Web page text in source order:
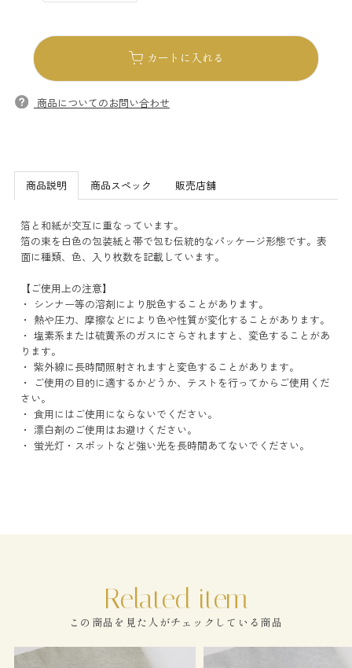
カートに入れる
商品についてのお問い合わせ
商品説明 商品スペック 販売店舗
箔と和紙が交互に重なっています。
箔の束を白色の包装紙と帯で包む伝統的なパッケージ形態です。表
面に種類、色、入り枚数を記載しています。
【ご使用上の注意】
・ シンナー等の溶剤により脱色することがあります。
・ 熱や圧力、摩擦などにより色や性質が変化することがあります。
・ 塩素系または硫黄系のガスにさらされますと、変色することがあ
ります。
・ 紫外線に長時間照射されますと変色することがあります。
・ ご使用の目的に適するかどうか、テストを行ってからご使用くだ
さい。
・ 食用にはご使用にならないでください。
・ 漂白剤のご使用はお避けください。
・ 蛍光灯・スポットなど強い光を長時間あてないでください。
この商品を見た人がチェックしている商品